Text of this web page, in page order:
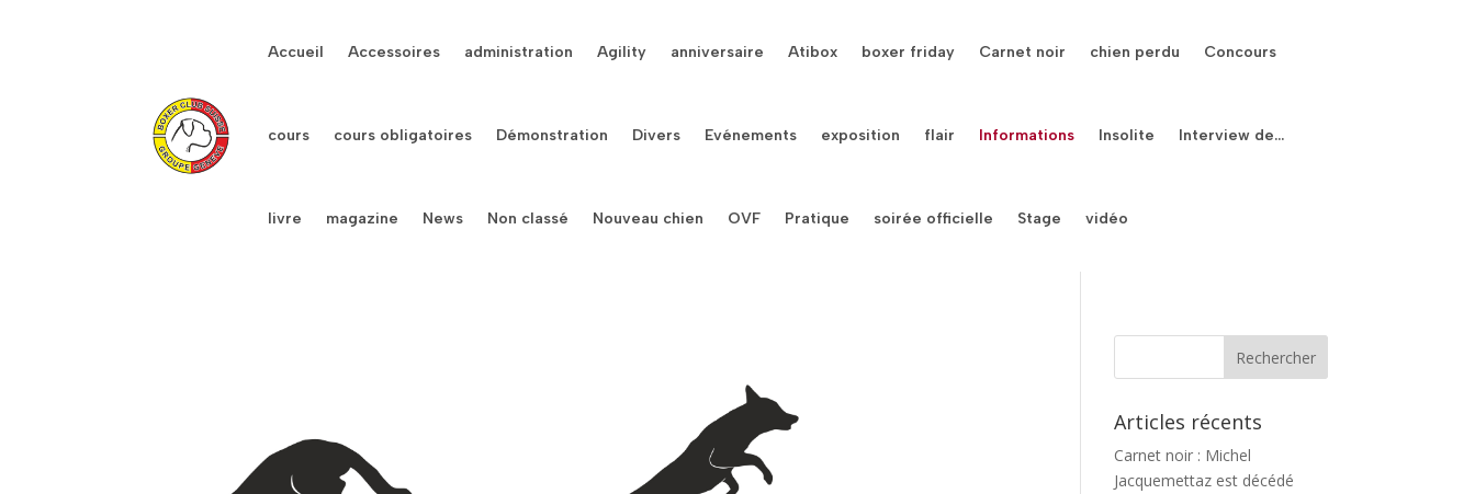
Accueil Accessoires administration Agility anniversaire Atibox boxer friday Carnet noir chien perdu Concours
cours cours obligatoires Démonstration Divers Evénements exposition flair Informations Insolite Interview de…
livre magazine News Non classé Nouveau chien OVF Pratique soirée officielle Stage vidéo
Articles récents
Carnet noir : Michel
Jacquemettaz est décédé